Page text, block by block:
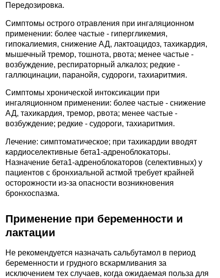
Передозировка.
Симптомы острого отравления при ингаляционном
применении: более частые - гипергликемия,
гипокалиемия, снижение АД, лактоацидоз, тахикардия,
мышечный тремор, тошнота, рвота; менее частые -
возбуждение, респираторный алкалоз; редкие -
галлюцинации, паранойя, судороги, тахиаритмия.
Симптомы хронической интоксикации при
ингаляционном применении: более частые - снижение
АД, тахикардия, тремор, рвота; менее частые -
возбуждение; редкие - судороги, тахиаритмия.
Лечение: симптоматическое; при тахикардии вводят
кардиоселективные бета1-адреноблокаторы.
Назначение бета1-адреноблокаторов (селективных) у
пациентов с бронхиальной астмой требует крайней
осторожности из-за опасности возникновения
бронхоспазма.
Применение при беременности и
лактации
Не рекомендуется назначать сальбутамол в период
беременности и грудного вскармливания за
исключением тех случаев, когда ожидаемая польза для